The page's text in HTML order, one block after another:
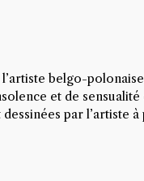
belgo-
et de sensualité
par l’artiste à